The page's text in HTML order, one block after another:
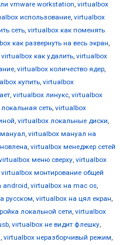
vmware workstation, virtualbox
использование, virtualbox
сеть, virtualbox как поменять
как развернуть на весь экран,
virtualbox как удалить, virtualbox
, virtualbox количество ядер,
купить, virtualbox
, virtualbox линукс, virtualbox
сеть, virtualbox
, virtualbox локальные диски,
, virtualbox мануал на
, virtualbox менеджер сетей
меню сверху, virtualbox
virtualbox монтирование общей
android, virtualbox на mac os,
русском, virtualbox на цял екран,
локальной сети, virtualbox
, virtualbox не видит флешку,
, virtualbox неразборчивый режим,